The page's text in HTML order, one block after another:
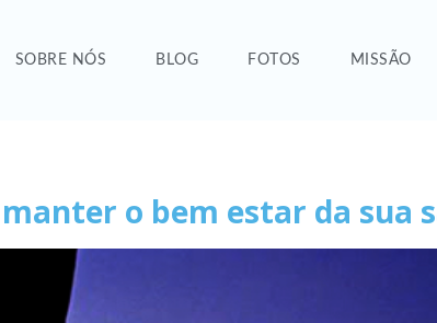
SOBRE NÓS BLOG FOTOS MISSÃO
o bem estar da sua